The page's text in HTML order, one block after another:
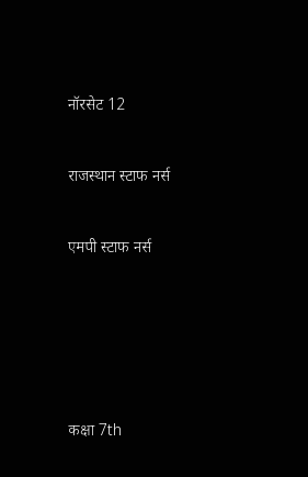
नॉरसेट 12
राजस्थान स्टाफ नर्स
एमपी स्टाफ नर्स
कक्षा 7th